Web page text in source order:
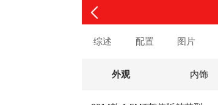
综述 配置 图片
外观 内饰